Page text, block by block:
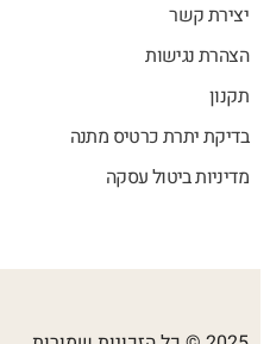
יצירת קשר
הצהרת נגישות
תקנון
בדיקת יתרת כרטיס מתנה
מדיניות ביטול עסקה